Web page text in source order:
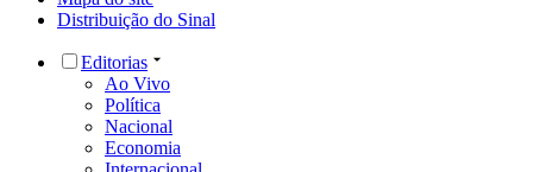
Distribuição do Sinal
Editorias
Ao Vivo
Política
Nacional
Economia